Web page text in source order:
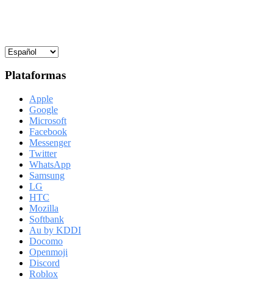
Plataformas
Apple
Google
Microsoft
Facebook
Messenger
Twitter
WhatsApp
Samsung
LG
HTC
Mozilla
Softbank
Au by KDDI
Docomo
Openmoji
Discord
Roblox